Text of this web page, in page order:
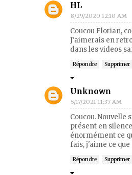
HL
8/29/2020 12:10 AM
Coucou Florian,
J'aimerais en
dans les videos
Répondre Supprimer
Unknown
5/17/2021 11:37 AM
Coucou.
présent en
énormément ce
fais, j'aime ce que
Répondre Supprimer